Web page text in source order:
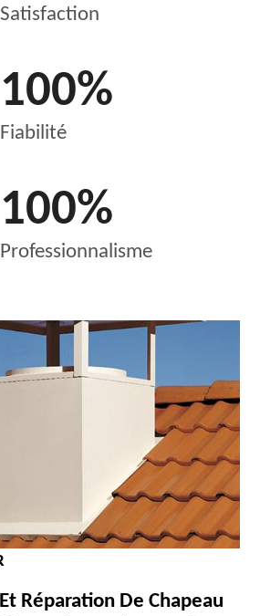
Satisfaction
100%
Fiabilité
100%
Professionnalisme
Réparation De Chapeau